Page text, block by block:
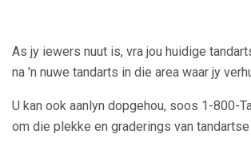
As jy iewers nuut is, vra jou huidige
na 'n nuwe tandarts in die area waar jy
U kan ook aanlyn dopgehou, soos 1-800-
om die plekke en graderings van